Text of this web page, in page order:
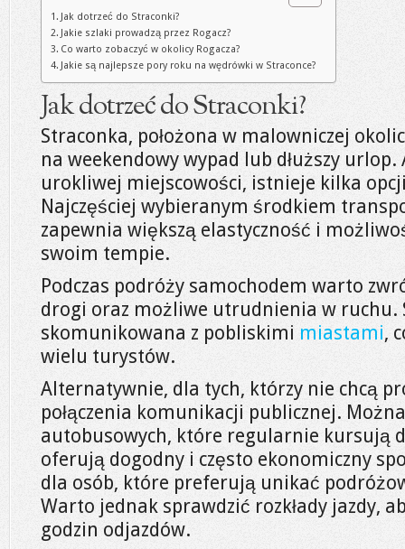
Jak dotrzeć do Straconki?
Jakie szlaki prowadzą przez Rogacz?
Co warto zobaczyć w okolicy Rogacza?
Jakie są najlepsze pory roku na wędrówki w Straconce?
Jak dotrzeć do Straconki?
Straconka, położona w malowniczej
na weekendowy wypad lub dłuższy
urokliwej miejscowości, istnieje kilka
Najczęściej wybieranym środkiem
zapewnia większą elastyczność i
swoim tempie.
Podczas podróży samochodem warto
drogi oraz możliwe utrudnienia w ruchu.
skomunikowana z pobliskimi miastami,
wielu turystów.
Alternatywnie, dla tych, którzy nie chcą
połączenia komunikacji publicznej.
autobusowych, które regularnie kursują
oferują dogodny i często ekonomiczny
dla osób, które preferują unikać
Warto jednak sprawdzić rozkłady jazdy,
godzin odjazdów.